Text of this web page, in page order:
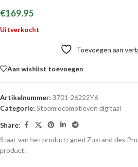
€169.95
Uitverkocht
Toevoegen aan
Aan wishlist toevoegen
Artikelnummer: 3701-26222Y6
Categorie: Stoomlocomotieven digitaal
Share:
Staat van het product: goed Zustand des
product: